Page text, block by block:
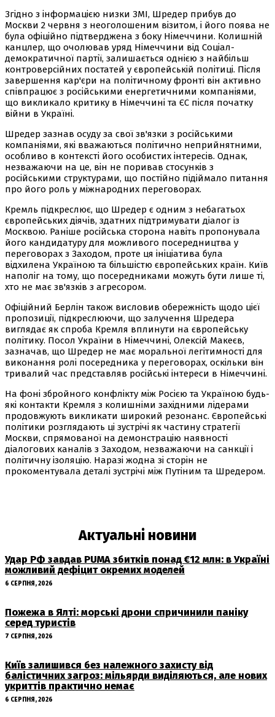
Згідно з інформацією низки ЗМІ, Шредер прибув до
Москви 2 червня з неоголошеним візитом, і його поява не
була офіційно підтверджена з боку Німеччини. Колишній
канцлер, що очолював уряд Німеччини від Соціал-
демократичної партії, залишається однією з найбільш
контроверсійних постатей у європейській політиці. Після
завершення кар'єри на політичному фронті він активно
співпрацює з російськими енергетичними компаніями,
що викликало критику в Німеччині та ЄС після початку
війни в Україні.
Шредер зазнав осуду за свої зв'язки з російськими
компаніями, які вважаються політично неприйнятними,
особливо в контексті його особистих інтересів. Однак,
незважаючи на це, він не поривав стосунків з
російськими структурами, що постійно підіймало питання
про його роль у міжнародних переговорах.
Кремль підкреслює, що Шредер є одним з небагатьох
європейських діячів, здатних підтримувати діалог із
Москвою. Раніше російська сторона навіть пропонувала
його кандидатуру для можливого посередництва у
переговорах з Заходом, проте ця ініціатива була
відхилена Україною та більшістю європейських країн. Київ
наполіг на тому, що посередниками можуть бути лише ті,
хто не має зв'язків з агресором.
Офіційний Берлін також висловив обережність щодо цієї
пропозиції, підкреслюючи, що залучення Шредера
виглядає як спроба Кремля вплинути на європейську
політику. Посол України в Німеччині, Олексій Макеєв,
зазначав, що Шредер не має моральної легітимності для
виконання ролі посередника у переговорах, оскільки він
тривалий час представляв російські інтереси в Німеччині.
На фоні збройного конфлікту між Росією та Україною будь-
які контакти Кремля з колишніми західними лідерами
продовжують викликати широкий резонанс. Європейські
політики розглядають ці зустрічі як частину стратегії
Москви, спрямованої на демонстрацію наявності
діалогових каналів з Заходом, незважаючи на санкції і
політичну ізоляцію. Наразі жодна зі сторін не
прокоментувала деталі зустрічі між Путіним та Шредером.
Актуальні новини
Удар РФ завдав PUMA збитків понад €12 млн: в Україні
можливий дефіцит окремих моделей
6 СЕРПНЯ, 2026
Пожежа в Ялті: морські дрони спричинили паніку
серед туристів
7 СЕРПНЯ, 2026
Київ залишився без належного захисту від
балістичних загроз: мільярди виділяються, але нових
укриттів практично немає
6 СЕРПНЯ, 2026